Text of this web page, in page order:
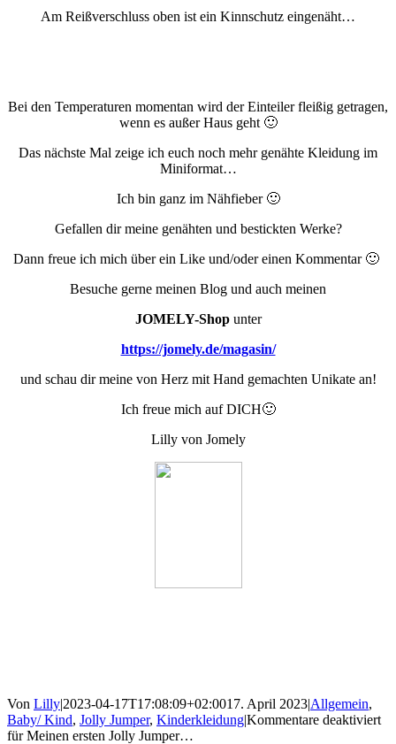
Am Reißverschluss oben ist ein Kinnschutz eingenäht…
Bei den Temperaturen momentan wird der Einteiler fleißig getragen,
wenn es außer Haus geht 🙂
Das nächste Mal zeige ich euch noch mehr genähte Kleidung im
Miniformat…
Ich bin ganz im Nähfieber 🙂
Gefallen dir meine genähten und bestickten Werke?
Dann freue ich mich über ein Like und/oder einen Kommentar 🙂
Besuche gerne meinen Blog und auch meinen
JOMELY-Shopunter
https://jomely.de/magasin/
und schau dir meine von Herz mit Hand gemachten Unikate an!
Ich freue mich auf DICH🙂
Lilly von Jomely
Von Lilly|2023-04-17T17:08:09+02:0017. April 2023|Allgemein,
Baby/ Kind, Jolly Jumper, Kinderkleidung|Kommentare deaktiviert
für Meinen ersten Jolly Jumper…